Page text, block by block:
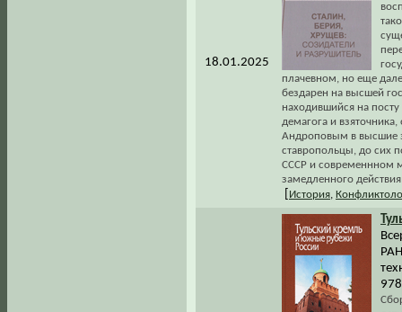
18.01.2025
плачевном, но еще
бездарен на высшей
находившийся на
демагога и
Андроповым в высшие
ставропольцы, до сих
СССР и современнном
замедленного
История,